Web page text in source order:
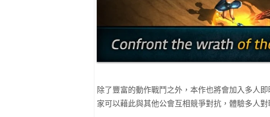
除了豐富的動作戰鬥之外，本作也將會加入多人
家可以藉此與其他公會互相競爭對抗，體驗多人對